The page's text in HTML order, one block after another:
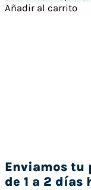
Añadir al carrito
Enviamos tu
de 1 a 2 días